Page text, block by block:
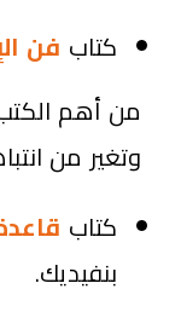
كتاب فن
من أهم الكتب
وتغير من
كتاب
بنفيديك.